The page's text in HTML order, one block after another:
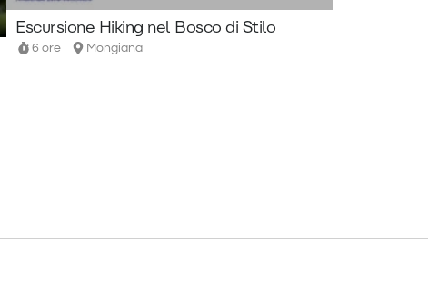
Escursione Hiking nel Bosco di Stilo
6 ore Mongiana